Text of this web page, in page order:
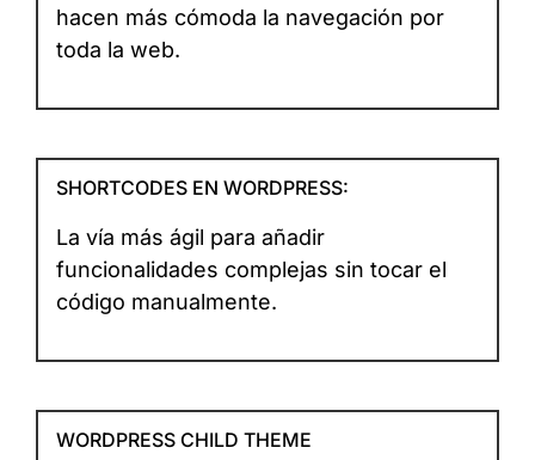
hacen más cómoda la navegación por
toda la web.
SHORTCODES EN WORDPRESS:
La vía más ágil para añadir
funcionalidades complejas sin tocar el
código manualmente.
WORDPRESS CHILD THEME